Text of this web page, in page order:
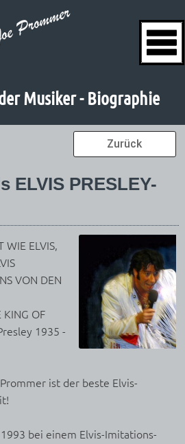
Musiker - Biographie
Zurück
ELVIS PRESLEY-
WIE ELVIS,
VON DEN
KING OF
1935 -
ist der beste Elvis-
bei einem Elvis-Imitations-